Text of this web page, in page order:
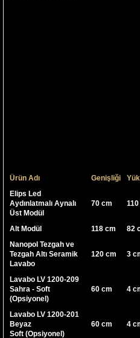
Ürün Adı
Genişliği
Elips Led
Aydınlatmalı Aynalı
Üst Modül
70 cm
Alt Modül 118 cm 82
Nanopol Tezgah ve
Tezgah Altı Seramik
Lavabo
120 cm 3
Lavabo LV 1200-209
Sahra - Soft
(Opsiyonel)
60 cm 4
Lavabo LV 1200-201
Beyaz
Soft (Opsiyonel)
60 cm 4